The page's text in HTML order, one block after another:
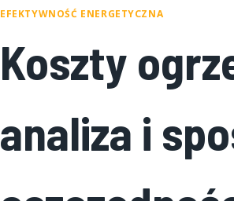
EFEKTYWNOŚĆ ENERGETYCZNA
Koszty
analiza i